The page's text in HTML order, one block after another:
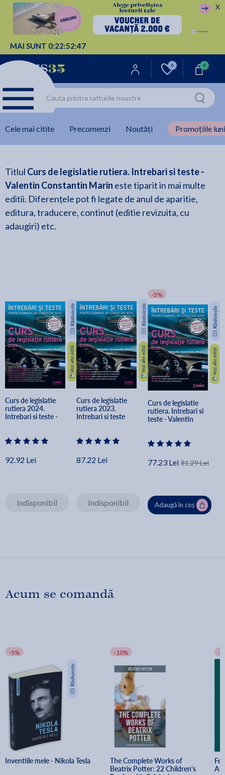
MAI SUNT 0:22:52:47
X
0 0
Cele mai citite Precomenzi Noutăți Promoțiile
Titlul Curs de legislatie rutiera. Intrebari si teste -
Valentin Constantin Marin este tiparit in mai multe
editii. Diferențele pot fi legate de anul de aparitie,
editura, traducere, continut (editie revizuita, cu
adaugiri) etc.
Curs de legislatie
rutiera 2024.
Intrebari si teste -
92.92 Lei
Indisponibil
Curs de legislatie
rutiera 2023.
Intrebari si teste
Valentin Constantin
87.22 Lei
Indisponibil
-5%
Curs de legislatie
rutiera. Intrebari si
teste - Valentin
77.23 Lei 81.29 Lei
Adaugă în coș
Acum se comandă
-5%
Inventiile mele - Nikola Tesla
-10%
The Complete Works of
Beatrix Potter: 22 Children's
-